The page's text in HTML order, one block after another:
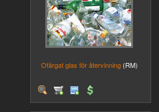
Ofärgat glas för återvinning (RM)